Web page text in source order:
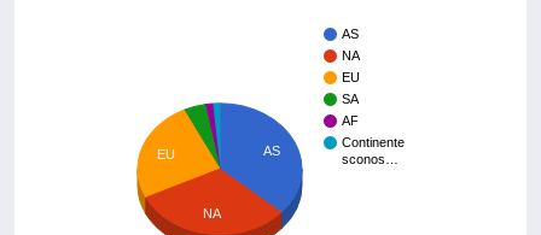
AS
NA
EU
SA
AF
Continente
sconos…
AS
EU
NA